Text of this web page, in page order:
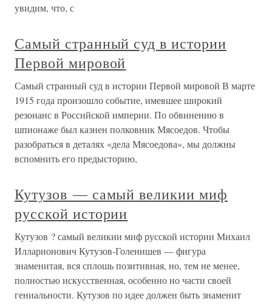
увидим, что, с
Самый странный суд в истории
Первой мировой
Самый странный суд в истории Первой мировой В марте
1915 года произошло событие, имевшее широкий
резонанс в Российской империи. По обвинению в
шпионаже был казнен полковник Мясоедов. Чтобы
разобраться в деталях «дела Мясоедова», мы должны
вспомнить его предысторию,
Кутузов ― самый великии миф
русской истории
Кутузов ? самый великии миф русской истории Михаил
Илларионович Кутузов-Голенишев — фигура
знаменитая, вся сплошь позитивная, но, тем не менее,
полностью искусственная, особенно но части своей
гениальности. Кутузов по идее должен быть знаменит